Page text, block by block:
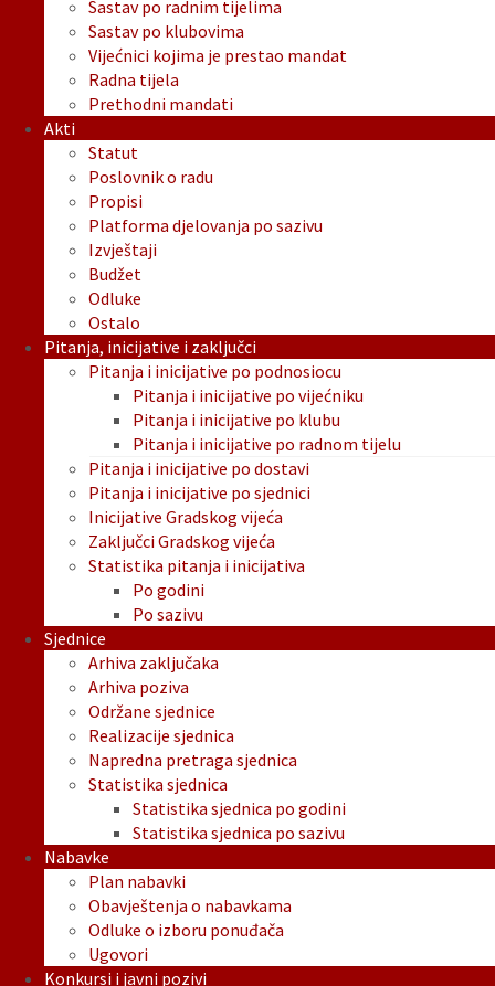
Sastav po radnim tijelima
Sastav po klubovima
Vijećnici kojima je prestao mandat
Radna tijela
Prethodni mandati
Akti
Statut
Poslovnik o radu
Propisi
Platforma djelovanja po sazivu
Izvještaji
Budžet
Odluke
Ostalo
Pitanja, inicijative i zaključci
Pitanja i inicijative po podnosiocu
Pitanja i inicijative po vijećniku
Pitanja i inicijative po klubu
Pitanja i inicijative po radnom tijelu
Pitanja i inicijative po dostavi
Pitanja i inicijative po sjednici
Inicijative Gradskog vijeća
Zaključci Gradskog vijeća
Statistika pitanja i inicijativa
Po godini
Po sazivu
Sjednice
Arhiva zaključaka
Arhiva poziva
Održane sjednice
Realizacije sjednica
Napredna pretraga sjednica
Statistika sjednica
Statistika sjednica po godini
Statistika sjednica po sazivu
Nabavke
Plan nabavki
Obavještenja o nabavkama
Odluke o izboru ponuđača
Ugovori
Konkursi i javni pozivi